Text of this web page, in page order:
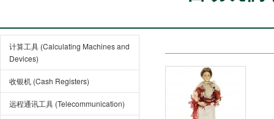
计算工具 (Calculating Machines and
Devices)
收银机 (Cash Registers)
远程通讯工具 (Telecommunication)